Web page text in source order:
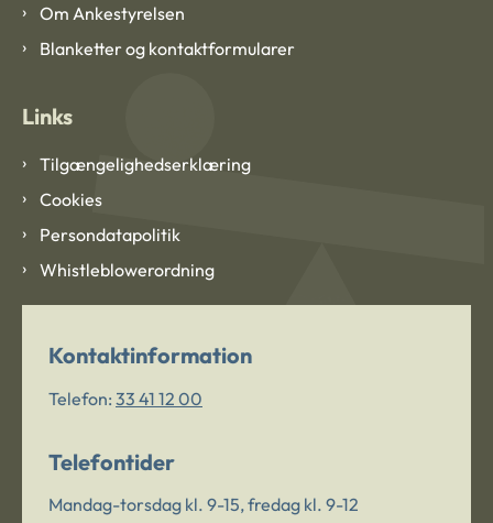
Om Ankestyrelsen
Blanketter og kontaktformularer
Links
Tilgængelighedserklæring
Cookies
Persondatapolitik
Whistleblowerordning
Kontaktinformation
Telefon: 33 41 12 00
Telefontider
Mandag-torsdag kl. 9-15, fredag kl. 9-12